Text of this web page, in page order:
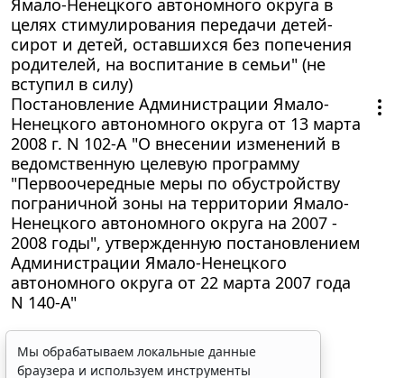
целях стимулирования передачи детей-
сирот и детей, оставшихся без попечения
родителей, на воспитание в семьи" (не
вступил в силу)
Постановление Администрации Ямало-
Ненецкого автономного округа от 13 марта
2008 г. N 102-А "О внесении изменений в
ведомственную целевую программу
"Первоочередные меры по обустройству
пограничной зоны на территории Ямало-
Ненецкого автономного округа на 2007 -
2008 годы", утвержденную постановлением
Администрации Ямало-Ненецкого
автономного округа от 22 марта 2007 года
N 140-А"
Мы обрабатываем локальные данные
браузера и используем инструменты